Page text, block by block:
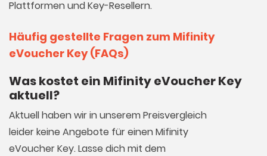
Plattformen und Key-Resellern.
Häufig gestellte Fragen zum Mifinity
eVoucher Key (FAQs)
Was kostet ein Mifinity eVoucher Key
aktuell?
Aktuell haben wir in unserem Preisvergleich
leider keine Angebote für einen Mifinity
eVoucher Key. Lasse dich mit dem